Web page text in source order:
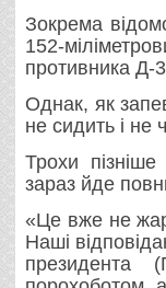
Зокрема
152-
противника Д-
Однак, як
не сидить і не
Трохи
зараз йде
«Це вже не
Наші
президента